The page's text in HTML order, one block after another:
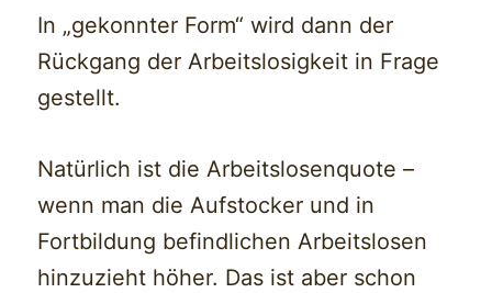
In „gekonnter Form“ wird dann der
Rückgang der Arbeitslosigkeit in Frage
gestellt.
Natürlich ist die Arbeitslosenquote –
wenn man die Aufstocker und in
Fortbildung befindlichen Arbeitslosen
hinzuzieht höher. Das ist aber schon